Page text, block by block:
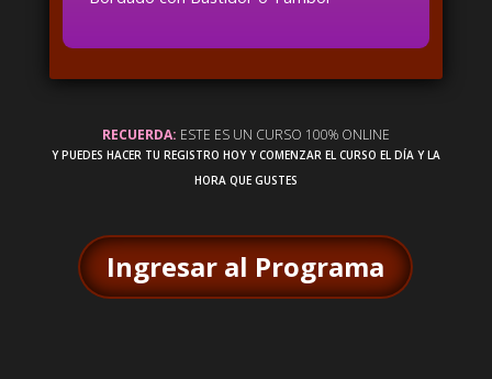
RECUERDA: ESTE ES UN CURSO 100% ONLINE
Y PUEDES HACER TU REGISTRO HOY Y COMENZAR EL CURSO EL DÍA Y LA
HORA QUE GUSTES
Ingresar al Programa